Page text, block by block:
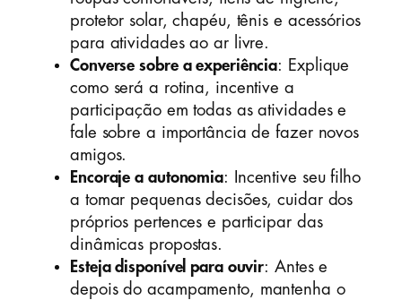
protetor solar, chapéu, tênis e acessórios
para atividades ao ar livre.
Converse sobre a experiência: Explique
como será a rotina, incentive a
participação em todas as atividades e
fale sobre a importância de fazer novos
amigos.
Encoraje a autonomia: Incentive seu filho
a tomar pequenas decisões, cuidar dos
próprios pertences e participar das
dinâmicas propostas.
Esteja disponível para ouvir: Antes e
depois do acampamento, mantenha o